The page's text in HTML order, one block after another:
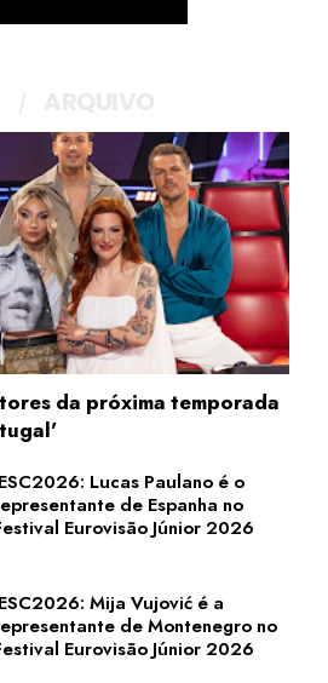
da próxima temporada
Lucas Paulano é o
de Espanha no
Eurovisão Júnior 2026
Mija Vujović é a
de Montenegro no
Eurovisão Júnior 2026